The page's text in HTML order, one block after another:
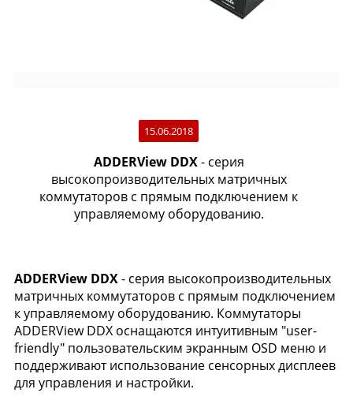
15.06.2018
ADDERView DDX- серия
высокопроизводительных матричных
коммутаторов с прямым подключением к
управляемому оборудованию.
ADDERView DDX- серия высокопроизводительных
матричных коммутаторов с прямым подключением
к управляемому оборудованию. Коммутаторы
ADDERView DDX оснащаются интуитивным "user-
friendly" пользовательским экранным OSD меню и
поддерживают использование сенсорных дисплеев
для управления и настройки.